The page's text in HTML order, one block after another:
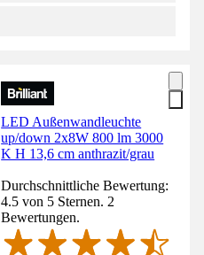
LED Außenwandleuchte
up/down 2x8W 800 lm 3000
K H 13,6 cm anthrazit/grau
Durchschnittliche Bewertung:
4.5 von 5 Sternen. 2
Bewertungen.